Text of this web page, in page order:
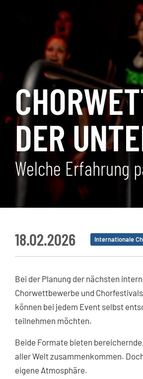
DER
Welche Erfahrung
18.02.2026 Internationale
Bei der Planung der nächsten
Chorwettbewerbe und
können bei jedem Event selbst
teilnehmen möchten.
Beide Formate bieten
aller Welt zusammenkommen.
eigene Atmosphäre.